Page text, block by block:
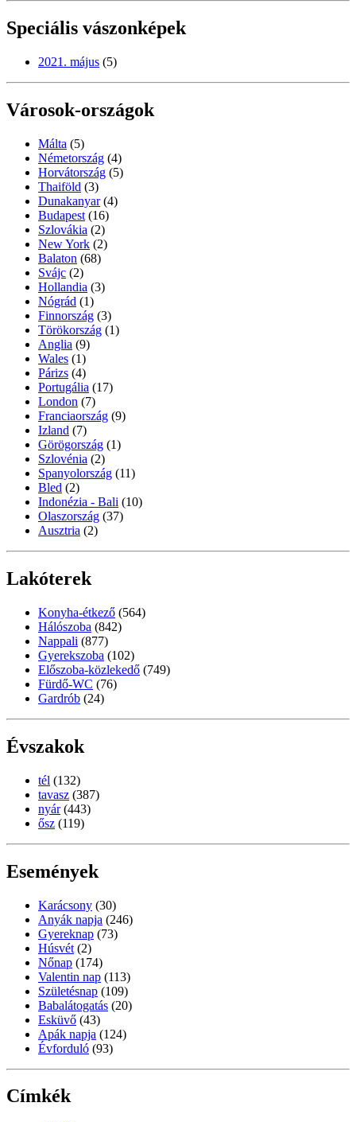
Speciális vászonképek
2021. május (5)
Városok-országok
Málta (5)
Németország (4)
Horvátország (5)
Thaiföld (3)
Dunakanyar (4)
Budapest (16)
Szlovákia (2)
New York (2)
Balaton (68)
Svájc (2)
Hollandia (3)
Nógrád (1)
Finnország (3)
Törökország (1)
Anglia (9)
Wales (1)
Párizs (4)
Portugália (17)
London (7)
Franciaország (9)
Izland (7)
Görögország (1)
Szlovénia (2)
Spanyolország (11)
Bled (2)
Indonézia - Bali (10)
Olaszország (37)
Ausztria (2)
Lakóterek
Konyha-étkező (564)
Hálószoba (842)
Nappali (877)
Gyerekszoba (102)
Előszoba-közlekedő (749)
Fürdő-WC (76)
Gardrób (24)
Évszakok
tél (132)
tavasz (387)
nyár (443)
ősz (119)
Események
Karácsony (30)
Anyák napja (246)
Gyereknap (73)
Húsvét (2)
Nőnap (174)
Valentin nap (113)
Születésnap (109)
Babalátogatás (20)
Esküvő (43)
Apák napja (124)
Évforduló (93)
Címkék